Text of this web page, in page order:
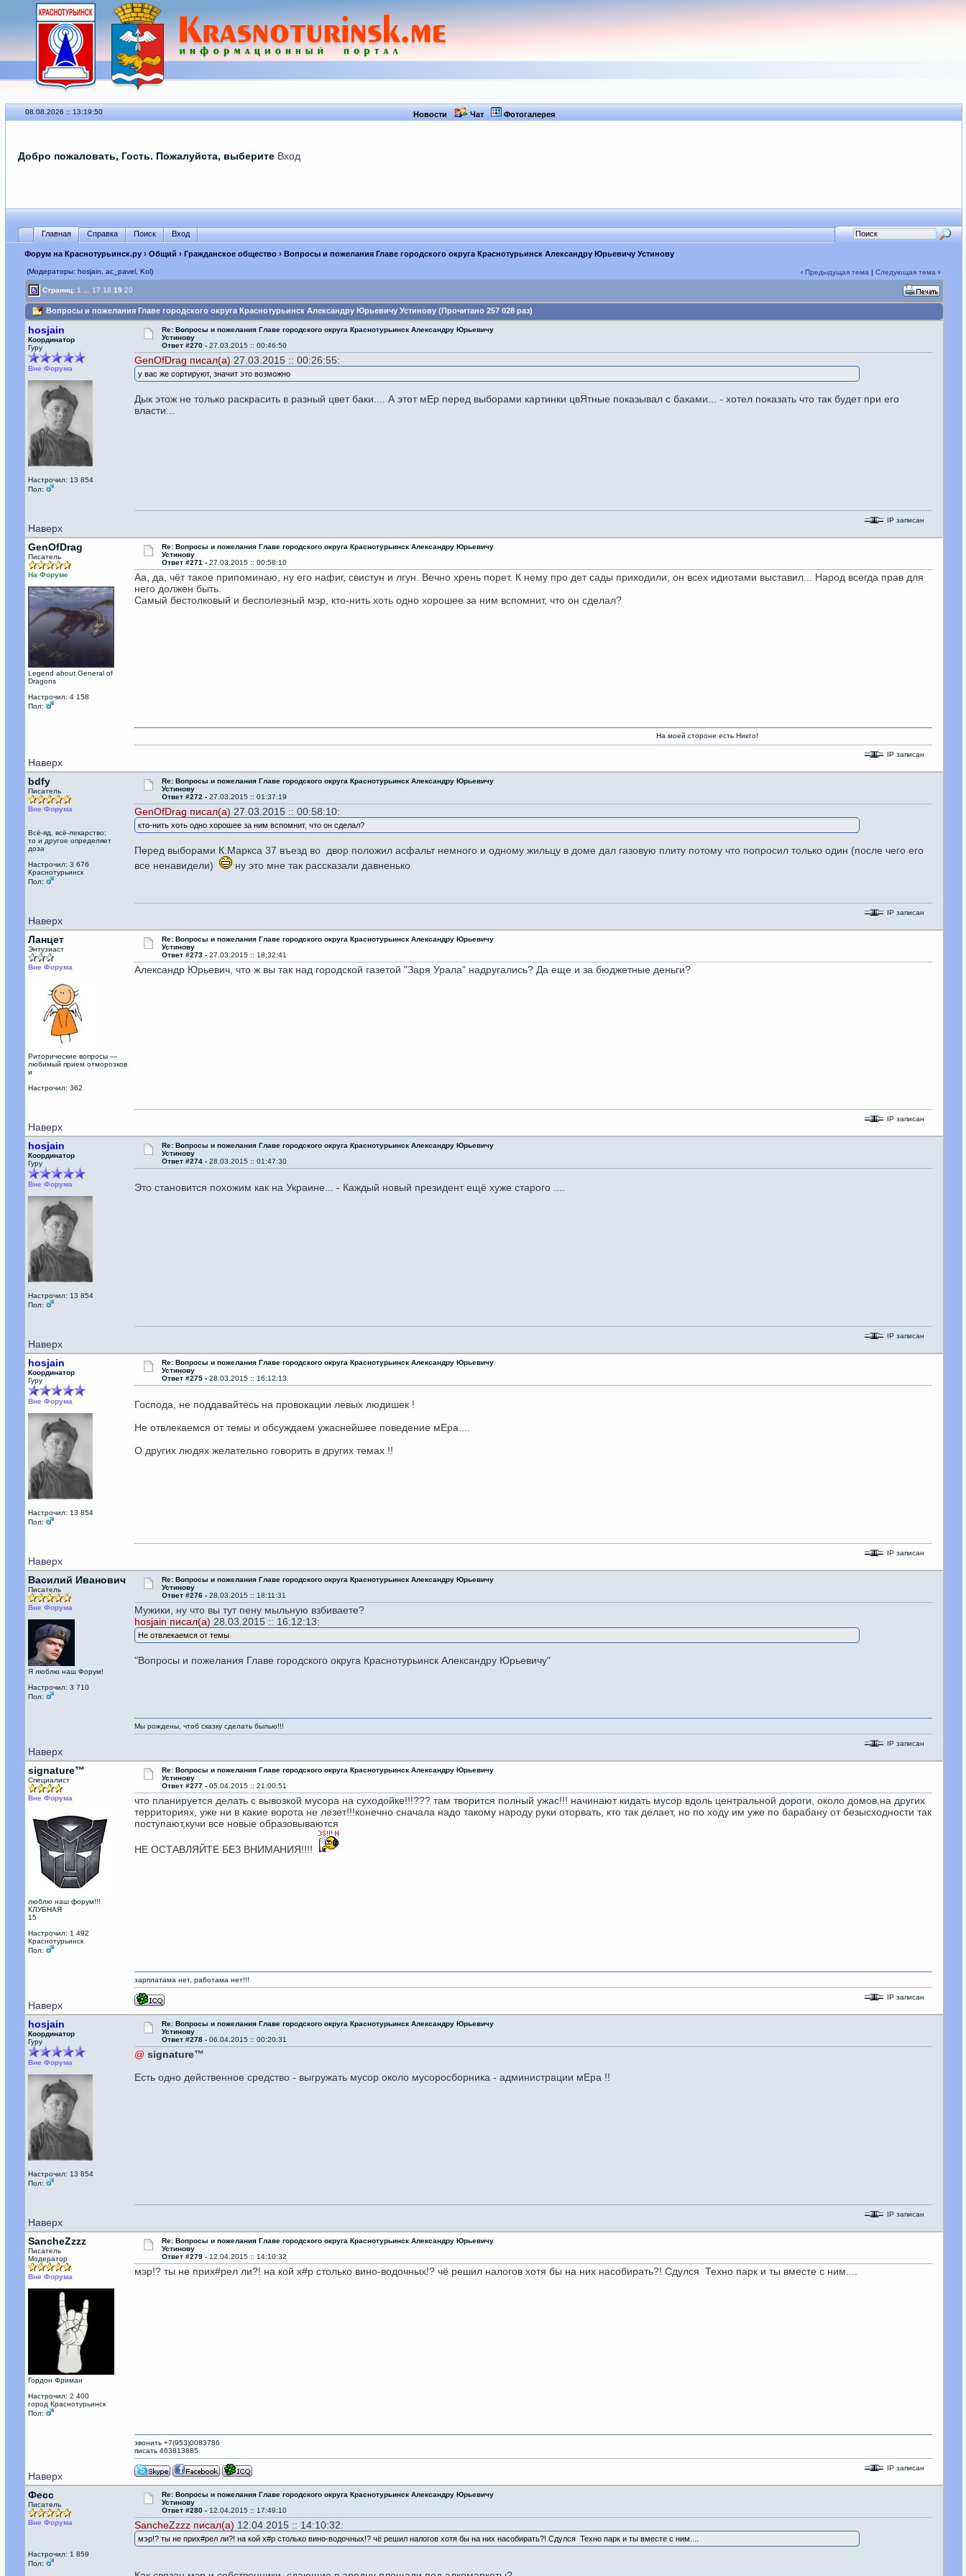
08.08.2026 :: 13:19:50 Новости Чат Фотогалерея
Добро пожаловать, Гость. Пожалуйста, выберите Вход
Главная Справка Поиск Вход
Форум на Краснотурьинск.ру› Общий › Гражданское общество› Вопросы и пожелания Главе городского округа Краснотурьинск Александру Юрьевичу Устинову
(Модераторы: hosjain, ac_pavel, Kol) ‹Предыдущая тема |Следующая тема ›
Страниц: 1 17 18 19 20
Вопросы и пожелания Главе городского округа Краснотурьинск Александру Юрьевичу Устинову (Прочитано 257 028 раз)
hosjain
Координатор
Гуру
Вне Форума
Настрочил: 13 854
Пол:
Re: Вопросы и пожелания Главе городского округа Краснотурьинск Александру Юрьевичу
Устинову
Ответ #270 - 27.03.2015 :: 00:46:50
GenOfDrag писал(а) 27.03.2015 :: 00:26:55:
у вас же сортируют, значит это возможно
Дык этож не только раскрасить в разный цвет баки.... А этот мЕр перед выборами картинки цвЯтные показывал с баками... - хотел показать что так будет при его
власти...
Наверх
IP записан
GenOfDrag
Писатель
На Форуме
Legend about General of
Dragons
Настрочил: 4 158
Пол:
Re: Вопросы и пожелания Главе городского округа Краснотурьинск Александру Юрьевичу
Устинову
Ответ #271 - 27.03.2015 :: 00:58:10
Аа, да, чёт такое припоминаю, ну его нафиг, свистун и лгун. Вечно хрень порет. К нему про дет сады приходили, он всех идиотами выставил... Народ всегда прав для
него должен быть.
Самый бестолковый и бесполезный мэр, кто-нить хоть одно хорошее за ним вспомнит, что он сделал?
Наверх
На моей стороне есть Никто!
IP записан
bdfy
Писатель
Вне Форума
Всё-яд, всё-лекарство;
то и другое определяет
доза
Настрочил: 3 676
Краснотурьинск
Пол:
Re: Вопросы и пожелания Главе городского округа Краснотурьинск Александру Юрьевичу
Устинову
Ответ #272 - 27.03.2015 :: 01:37:19
GenOfDrag писал(а) 27.03.2015 :: 00:58:10:
кто-нить хоть одно хорошее за ним вспомнит, что он сделал?
Перед выборами К.Маркса 37 въезд во двор положил асфальт немного и одному жильцу в доме дал газовую плиту потому что попросил только один (после чего его
все ненавидели)
ну это мне так рассказали давненько
Наверх
IP записан
Ланцет
Энтузиаст
Вне Форума
Риторические вопросы —
любимый прием отморозков
и
Настрочил: 362
Re: Вопросы и пожелания Главе городского округа Краснотурьинск Александру Юрьевичу
Устинову
Ответ #273 - 27.03.2015 :: 18:32:41
Александр Юрьевич, что ж вы так над городской газетой "Заря Урала" надругались? Да еще и за бюджетные деньги?
Наверх
IP записан
hosjain
Координатор
Гуру
Вне Форума
Настрочил: 13 854
Пол:
Re: Вопросы и пожелания Главе городского округа Краснотурьинск Александру Юрьевичу
Устинову
Ответ #274 - 28.03.2015 :: 01:47:30
Это становится похожим как на Украине... - Каждый новый президент ещё хуже старого ....
Наверх
IP записан
hosjain
Координатор
Гуру
Вне Форума
Настрочил: 13 854
Пол:
Re: Вопросы и пожелания Главе городского округа Краснотурьинск Александру Юрьевичу
Устинову
Ответ #275 - 28.03.2015 :: 16:12:13
Господа, не поддавайтесь на провокации левых людишек !
Не отвлекаемся от темы и обсуждаем ужаснейшее поведение мЕра....
О других людях желательно говорить в других темах !!
Наверх
IP записан
Василий Иванович
Писатель
Вне Форума
Я люблю наш Форум!
Настрочил: 3 710
Пол:
Re: Вопросы и пожелания Главе городского округа Краснотурьинск Александру Юрьевичу
Устинову
Ответ #276 - 28.03.2015 :: 18:11:31
Мужики, ну что вы тут пену мыльную взбиваете?
hosjain писал(а) 28.03.2015 :: 16:12:13:
Не отвлекаемся от темы
"Вопросы и пожелания Главе городского округа Краснотурьинск Александру Юрьевичу"
Наверх
Мы рождены, чтоб сказку сделать былью!!!
IP записан
signature™
Специалист
Вне Форума
люблю наш форум!!!
КЛУБНАЯ
15
Настрочил: 1 492
Краснотурьинск
Пол:
Re: Вопросы и пожелания Главе городского округа Краснотурьинск Александру Юрьевичу
Устинову
Ответ #277 - 05.04.2015 :: 21:00:51
что планируется делать с вывозкой мусора на суходойке!!!??? там творится полный ужас!!! начинают кидать мусор вдоль центральной дороги, около домов,на других
территориях, уже ни в какие ворота не лезет!!!конечно сначала надо такому народу руки оторвать, кто так делает, но по ходу им уже по барабану от безысходности так
поступают,кучи все новые образовываются
НЕ ОСТАВЛЯЙТЕ БЕЗ ВНИМАНИЯ!!!!
Наверх
зарплатама нет, работама нет!!!
IP записан
hosjain
Координатор
Гуру
Вне Форума
Настрочил: 13 854
Пол:
Re: Вопросы и пожелания Главе городского округа Краснотурьинск Александру Юрьевичу
Устинову
Ответ #278 - 06.04.2015 :: 00:20:31
@ signature™
Есть одно действенное средство - выгружать мусор около мусоросборника - администрации мЕра !!
Наверх
IP записан
SancheZzzz
Писатель
Модератор
Вне Форума
Гордон Фриман
Настрочил: 2 400
город Краснотурьинск
Пол:
Re: Вопросы и пожелания Главе городского округа Краснотурьинск Александру Юрьевичу
Устинову
Ответ #279 - 12.04.2015 :: 14:10:32
мэр!? ты не прих#рел ли?! на кой х#р столько вино-водочных!? чё решил налогов хотя бы на них насобирать?! Сдулся Техно парк и ты вместе с ним....
Наверх
звонить +7(953)0083786
писать 463813885
IP записан
Фесс
Писатель
Вне Форума
Настрочил: 1 859
Пол:
Re: Вопросы и пожелания Главе городского округа Краснотурьинск Александру Юрьевичу
Устинову
Ответ #280 - 12.04.2015 :: 17:49:10
SancheZzzz писал(а) 12.04.2015 :: 14:10:32:
мэр!? ты не прих#рел ли?! на кой х#р столько вино-водочных!? чё решил налогов хотя бы на них насобирать?! Сдулся Техно парк и ты вместе с ним....